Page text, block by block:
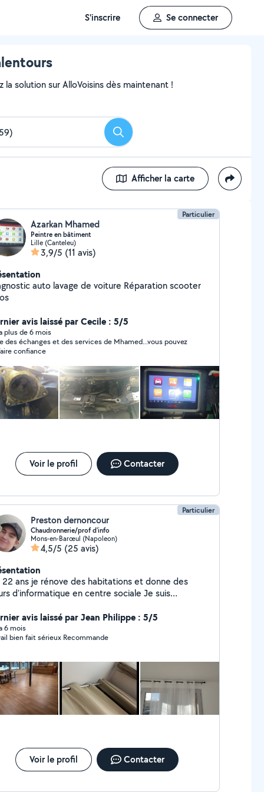
S'inscrire Se connecter
solution sur AlloVoisins dès maintenant !
Rechercher
Afficher la carte
Particulier
Azarkan Mhamed
Peintre en bâtiment
Lille (Canteleu)
3,9/5 (11 avis)
lavage de voiture Réparation scooter
avis laissé par Cecile : 5/5
plus de 6 mois
des échanges et des services de Mhamed...vous pouvez
confiance
Voir le profil Contacter
Particulier
Preston dernoncour
Chaudronnerie/prof d'info
Mons-en-Barœul (Napoleon)
4,5/5 (25 avis)
22 ans je rénove des habitations et donne des
d'informatique en centre sociale Je suis
avis laissé par Jean Philippe : 5/5
6 mois
bien fait sérieux Recommande
Voir le profil Contacter